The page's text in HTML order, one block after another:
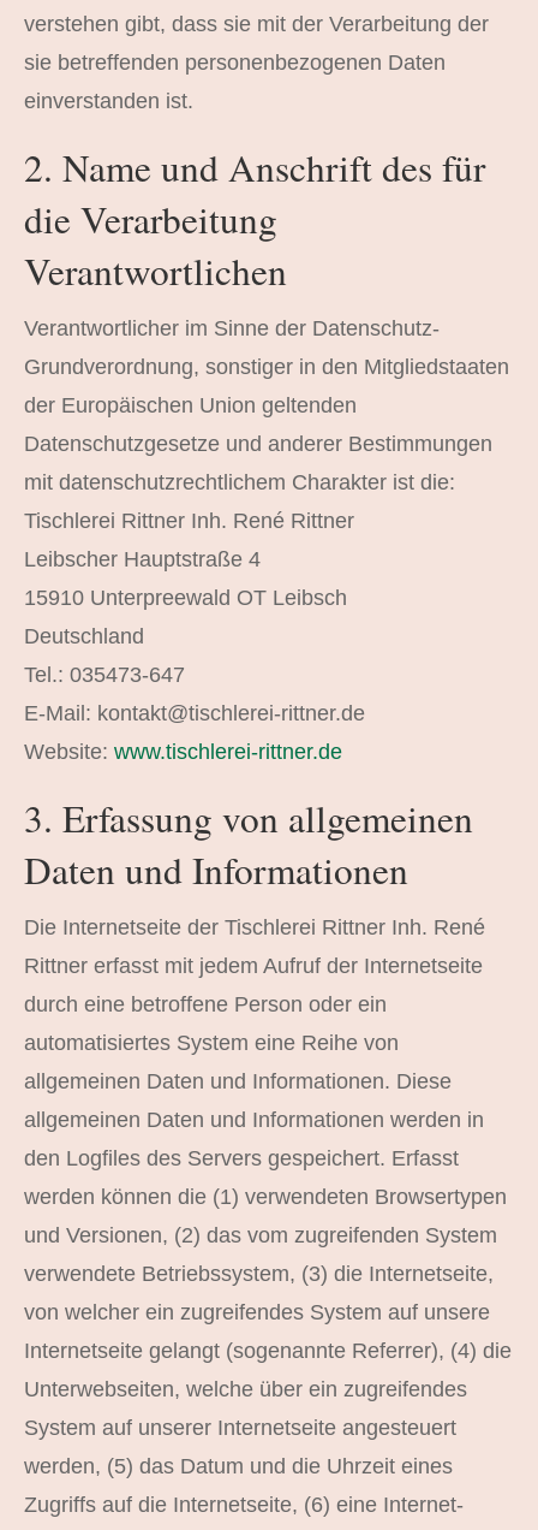
verstehen gibt, dass sie mit der Verarbeitung der
sie betreffenden personenbezogenen Daten
einverstanden ist.
2. Name und Anschrift des für
die Verarbeitung
Verantwortlichen
Verantwortlicher im Sinne der Datenschutz-
Grundverordnung, sonstiger in den Mitgliedstaaten
der Europäischen Union geltenden
Datenschutzgesetze und anderer Bestimmungen
mit datenschutzrechtlichem Charakter ist die:
Tischlerei Rittner Inh. René Rittner
Leibscher Hauptstraße 4
15910 Unterpreewald OT Leibsch
Deutschland
Tel.: 035473-647
E-Mail: kontakt@tischlerei-rittner.de
Website: www.tischlerei-rittner.de
3. Erfassung von allgemeinen
Daten und Informationen
Die Internetseite der Tischlerei Rittner Inh. René
Rittner erfasst mit jedem Aufruf der Internetseite
durch eine betroffene Person oder ein
automatisiertes System eine Reihe von
allgemeinen Daten und Informationen. Diese
allgemeinen Daten und Informationen werden in
den Logfiles des Servers gespeichert. Erfasst
werden können die (1) verwendeten Browsertypen
und Versionen, (2) das vom zugreifenden System
verwendete Betriebssystem, (3) die Internetseite,
von welcher ein zugreifendes System auf unsere
Internetseite gelangt (sogenannte Referrer), (4) die
Unterwebseiten, welche über ein zugreifendes
System auf unserer Internetseite angesteuert
werden, (5) das Datum und die Uhrzeit eines
Zugriffs auf die Internetseite, (6) eine Internet-